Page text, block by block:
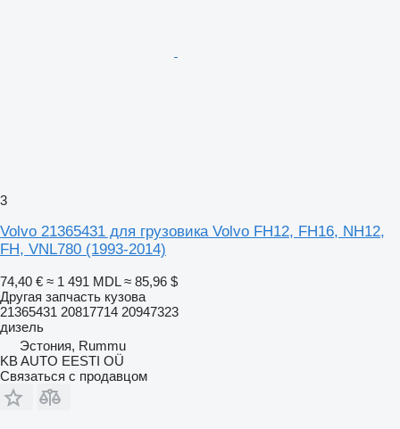
3
Volvo 21365431 для грузовика Volvo FH12, FH16, NH12,
FH, VNL780 (1993-2014)
74,40 € ≈ 1 491 MDL ≈ 85,96 $
Другая запчасть кузова
21365431 20817714 20947323
дизель
Эстония, Rummu
KB AUTO EESTI OÜ
Связаться с продавцом